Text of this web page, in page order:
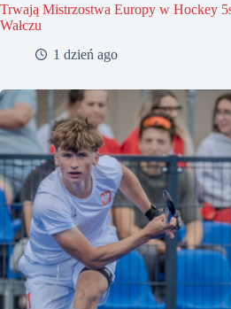
Trwają Mistrzostwa Europy w Hockey
Wałczu
1 dzień ago